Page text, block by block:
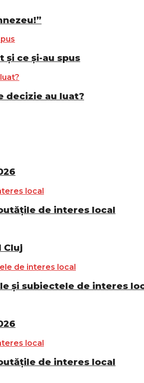
și ce și-au spus
decizie au luat?
de interes local
Cluj
și subiectele de interes
de interes local